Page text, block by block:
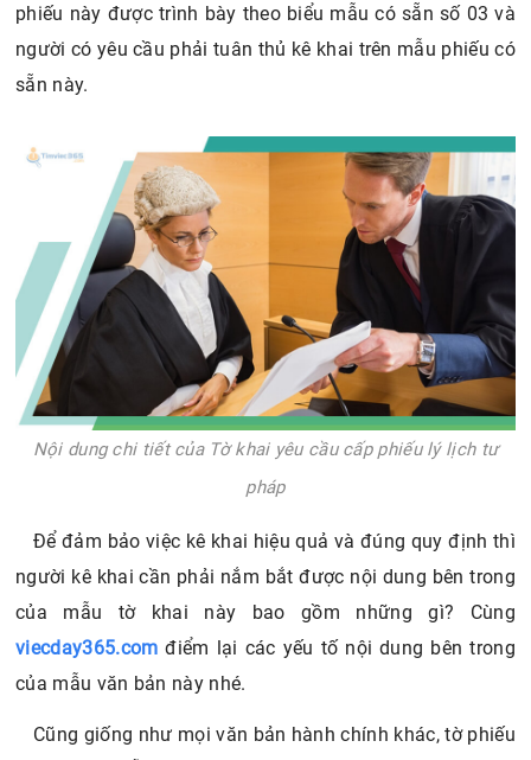
phiếu này được trình bày theo biểu mẫu có sẵn số 03 và
người có yêu cầu phải tuân thủ kê khai trên mẫu phiếu có
sẵn này.
Nội dung chi tiết của Tờ khai yêu cầu cấp phiếu lý lịch tư
pháp
Để đảm bảo việc kê khai hiệu quả và đúng quy định thì
người kê khai cần phải nắm bắt được nội dung bên trong
của mẫu tờ khai này bao gồm những gì? Cùng
viecday365.com điểm lại các yếu tố nội dung bên trong
của mẫu văn bản này nhé.
Cũng giống như mọi văn bản hành chính khác, tờ phiếu